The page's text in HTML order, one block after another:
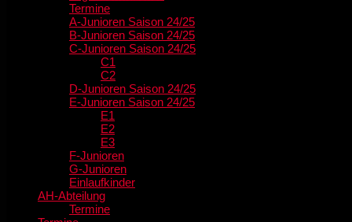
Termine
A-Junioren Saison 24/25
B-Junioren Saison 24/25
C-Junioren Saison 24/25
C1
C2
D-Junioren Saison 24/25
E-Junioren Saison 24/25
E1
E2
E3
F-Junioren
G-Junioren
Einlaufkinder
AH-Abteilung
Termine